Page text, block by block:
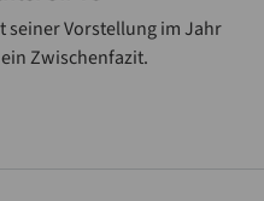
seiner Vorstellung im Jahr
Zwischenfazit.